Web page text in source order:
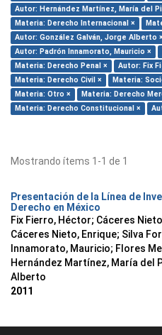
Autor: Hernández Martínez, María del
Materia: Derecho Internacional ×
Autor: González Galván, Jorge Alberto ×
Autor: Padrón Innamorato, Mauricio ×
Materia: Derecho Penal ×
Autor: Fix
Materia: Derecho Civil ×
Materia:
Materia: Otro ×
Materia: Derecho
Materia: Derecho Constitucional ×
Mostrando ítems 1-1 de 1
Presentación de la Línea de
Derecho en México
Fix Fierro, Héctor; Cáceres
Cáceres Nieto, Enrique; Silva
Innamorato, Mauricio; Flores
Hernández Martínez, María del
Alberto
2011